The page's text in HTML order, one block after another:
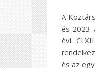
A
és 2023.
évi.
és az